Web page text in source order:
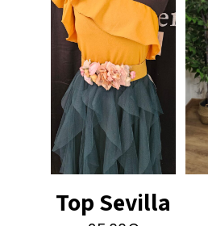
Top Sevilla